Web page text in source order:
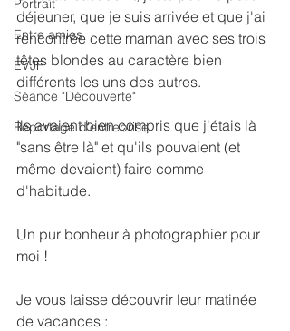
Portrait
Entre amies
EVJF
Séance "Découverte"
Reportage d'entreprise
déjeuner, que je suis arrivée et que j'ai
rencontrée cette maman avec ses trois
têtes blondes au caractère bien
différents les uns des autres.
Ils avaient bien compris que j'étais là
"sans être là" et qu'ils pouvaient (et
même devaient) faire comme
d'habitude.
Un pur bonheur à photographier pour
moi !
Je vous laisse découvrir leur matinée
de vacances :